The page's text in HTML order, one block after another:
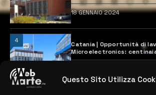
Questo Sito Utilizza
18 GENNAIO 2024
4
Catania | Opportunità di
Microelectronics:
previste